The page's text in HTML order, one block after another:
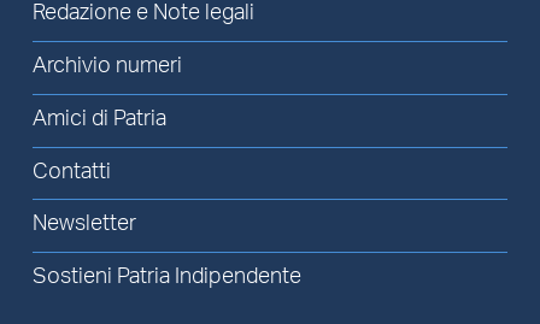
Redazione e Note legali
Archivio numeri
Amici di Patria
Contatti
Newsletter
Sostieni Patria Indipendente